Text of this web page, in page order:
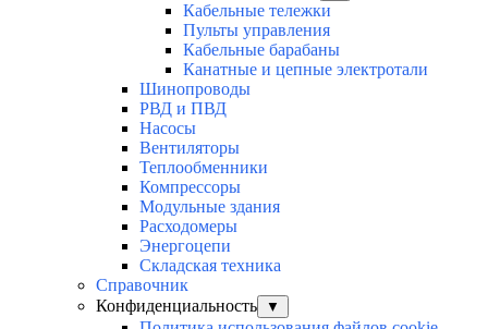
Кабельные тележки
Пульты управления
Кабельные барабаны
Канатные и цепные электротали
Шинопроводы
РВД и ПВД
Насосы
Вентиляторы
Теплообменники
Компрессоры
Модульные здания
Расходомеры
Энергоцепи
Складская техника
Справочник
Конфиденциальность
▼